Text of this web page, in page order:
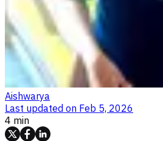
Aishwarya
Last updated on Feb 5, 2026
4 min